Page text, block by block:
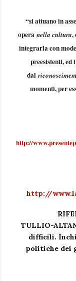
“si attuano in
opera nella cultura,
integrarla con
preesistenti, ed
dal
momenti, per
http://
http://
TULLIO-
difficili.
politiche dei